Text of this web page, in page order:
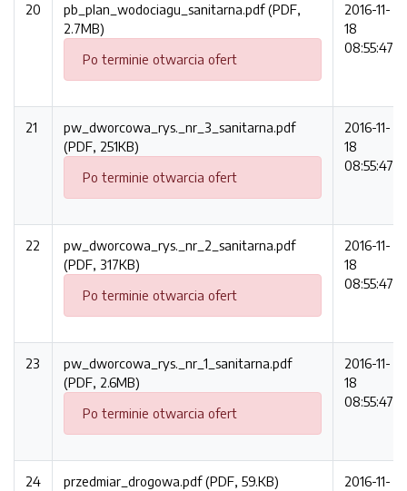
20
pb_plan_wodociagu_sanitarna.pdf (PDF,
2.7MB)
Po terminie otwarcia ofert
2016-11-
18
08:55:47
21
pw_dworcowa_rys._nr_3_sanitarna.pdf
(PDF, 251KB)
Po terminie otwarcia ofert
2016-11-
18
08:55:47
22
pw_dworcowa_rys._nr_2_sanitarna.pdf
(PDF, 317KB)
Po terminie otwarcia ofert
2016-11-
18
08:55:47
23
pw_dworcowa_rys._nr_1_sanitarna.pdf
(PDF, 2.6MB)
Po terminie otwarcia ofert
2016-11-
18
08:55:47
24
przedmiar_drogowa.pdf (PDF, 59.KB)
2016-11-